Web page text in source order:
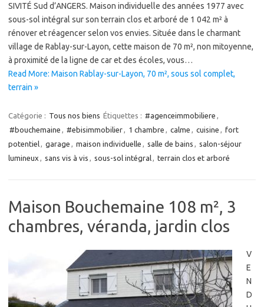
SIVITÉ Sud d’ANGERS. Maison individuelle des années 1977 avec
sous-sol intégral sur son terrain clos et arboré de 1 042 m² à
rénover et réagencer selon vos envies. Située dans le charmant
village de Rablay-sur-Layon, cette maison de 70 m², non mitoyenne,
à proximité de la ligne de car et des écoles, vous…
Read More: Maison Rablay-sur-Layon, 70 m², sous sol complet,
terrain »
Catégorie : Tous nos biens Étiquettes : #agenceimmobiliere ,
#bouchemaine , #ebisimmobilier, 1 chambre , calme , cuisine , fort
potentiel, garage , maison individuelle , salle de bains , salon-séjour
lumineux , sans vis à vis , sous-sol intégral, terrain clos et arboré
Maison Bouchemaine 108 m², 3
chambres, véranda, jardin clos
V
E
N
D